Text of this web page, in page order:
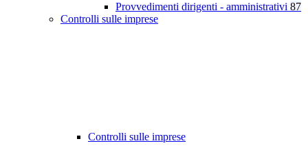
Provvedimenti dirigenti - amministrativi 87
Controlli sulle imprese
Controlli sulle imprese